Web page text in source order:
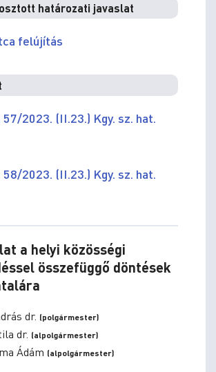
határozati javaslat
felújítás
2023. (II.23.) Kgy. sz. hat.
2023. (II.23.) Kgy. sz. hat.
a helyi közösségi
összefüggő döntések
dr. (polgármester)
dr. (alpolgármester)
Ádám (alpolgármester)